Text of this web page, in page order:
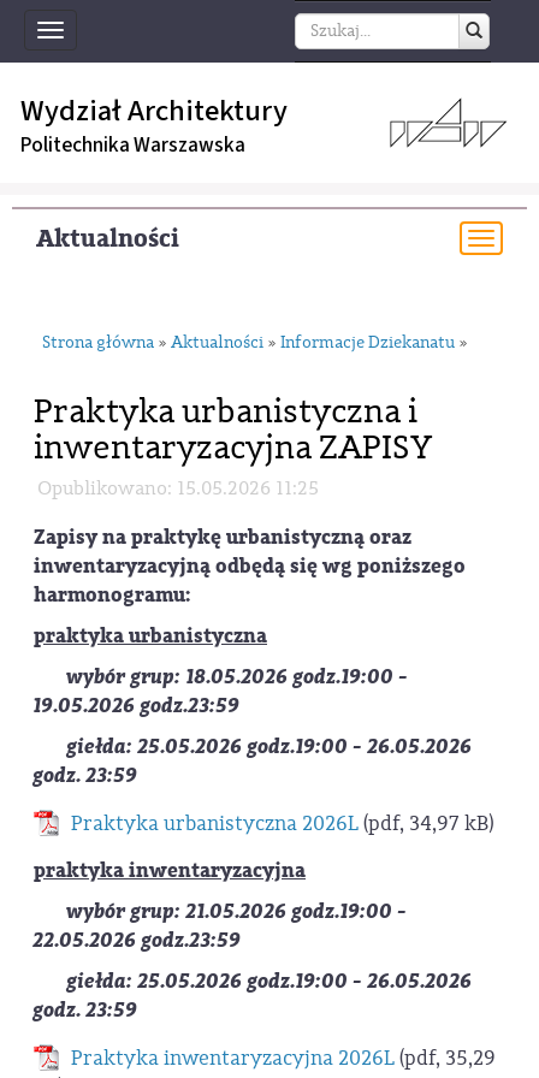
Toggle
navigation
Wydział Architektury
Politechnika Warszawska
Aktualności
Strona główna » Aktualności » Informacje Dziekanatu »
Praktyka urbanistyczna i
inwentaryzacyjna ZAPISY
Opublikowano: 15.05.2026 11:25
Zapisy na praktykę urbanistyczną oraz
inwentaryzacyjną odbędą się wg poniższego
harmonogramu:
praktyka urbanistyczna
wybór grup: 18.05.2026 godz.19:00 -
19.05.2026 godz.23:59
giełda: 25.05.2026 godz.19:00 - 26.05.2026
godz. 23:59
Praktyka urbanistyczna 2026L(pdf, 34,97 kB)
praktyka inwentaryzacyjna
wybór grup: 21.05.2026 godz.19:00 -
22.05.2026 godz.23:59
giełda: 25.05.2026 godz.19:00 - 26.05.2026
godz. 23:59
Praktyka inwentaryzacyjna 2026L(pdf, 35,29